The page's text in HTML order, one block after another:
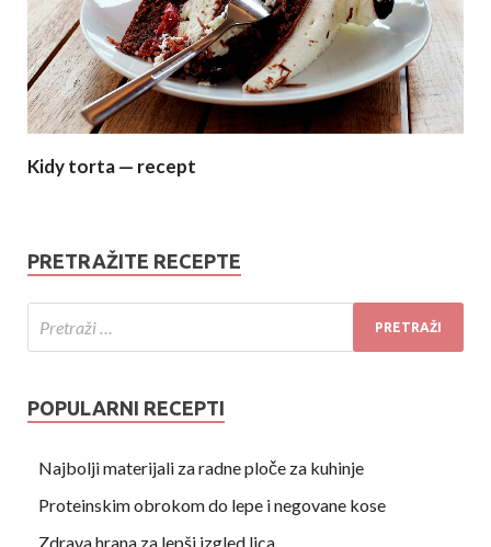
Kidy torta — recept
PRETRAŽITE RECEPTE
POPULARNI RECEPTI
Najbolji materijali za radne ploče za kuhinje
Proteinskim obrokom do lepe i negovane kose
Zdrava hrana za lepši izgled lica